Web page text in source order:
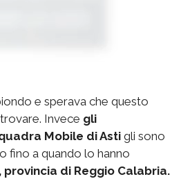
e sperava che questo
Invece gli
Mobile di Asti gli sono
fino a quando lo hanno
provincia di Reggio Calabria.